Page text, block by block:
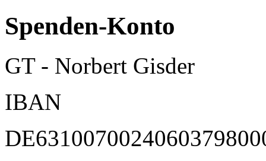
Spenden-Konto
GT - Norbert Gisder
IBAN